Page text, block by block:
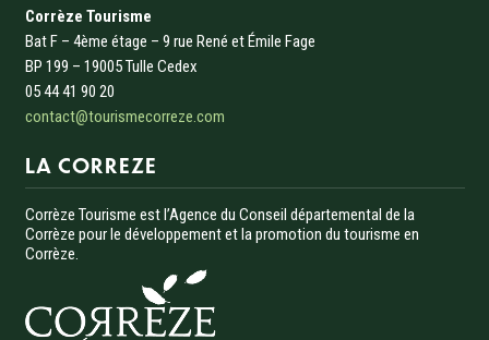
Corrèze Tourisme
Bat F – 4ème étage – 9 rue René et Émile Fage
BP 199 – 19005 Tulle Cedex
05 44 41 90 20
contact@tourismecorreze.com
LA CORREZE
Corrèze Tourisme est l’Agence du Conseil départemental de la
Corrèze pour le développement et la promotion du tourisme en
Corrèze.